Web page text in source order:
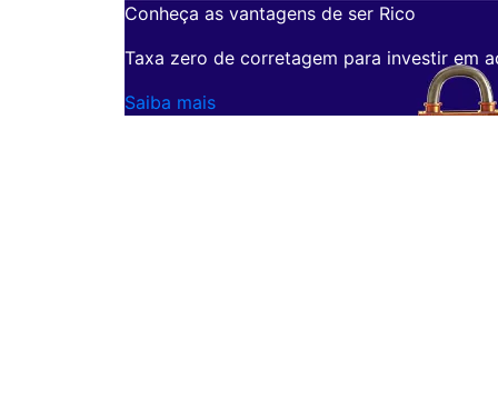
Conheça as vantagens de ser Rico
Taxa zero de corretagem para investir em
Saiba mais